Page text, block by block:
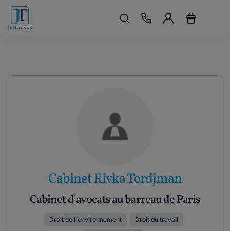
Cabinet Rivka Tordjman
Cabinet d'avocats au barreau de Paris
Droit de l'environnement Droit du travail